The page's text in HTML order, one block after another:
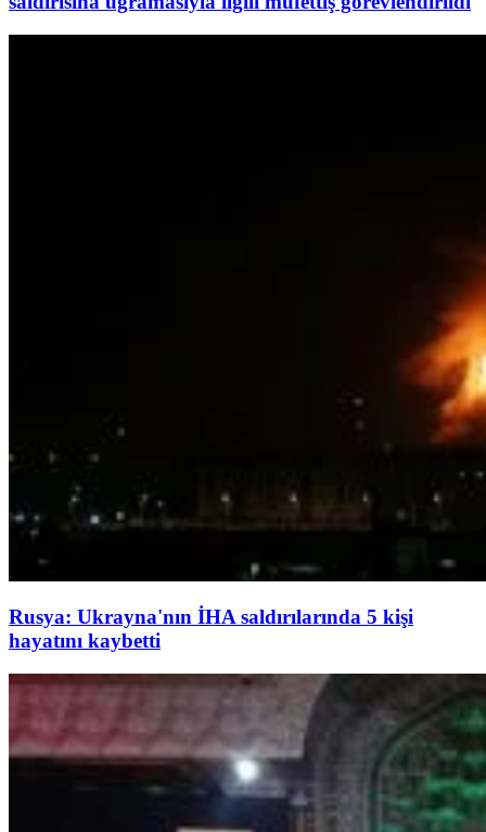
Rusya: Ukrayna'nın İHA saldırılarında 5 kişi
hayatını kaybetti